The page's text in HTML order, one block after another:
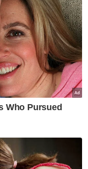
tidak jejas
Apdal
Speaker
untuk tanah,
naik taraf